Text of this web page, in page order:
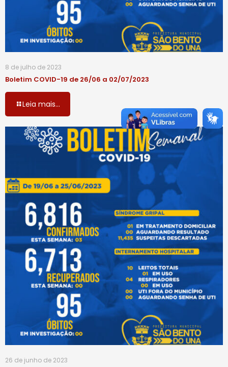
8 de julho de 2023
Boletim COVID-19 de 26/06 a 02/07/2023
Leia mais...
26 de junho de 2023